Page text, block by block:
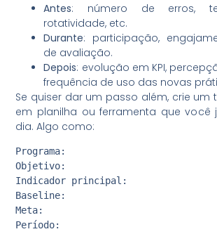
Antes: número de erros,
rotatividade, etc.
Durante: participação,
de avaliação.
Depois: evolução em KPI,
frequência de uso das novas
Se quiser dar um passo além, crie um
em planilha ou ferramenta que
dia. Algo como:
Programa:
Objetivo:
Indicador principal:
Baseline:
Meta:
Período: